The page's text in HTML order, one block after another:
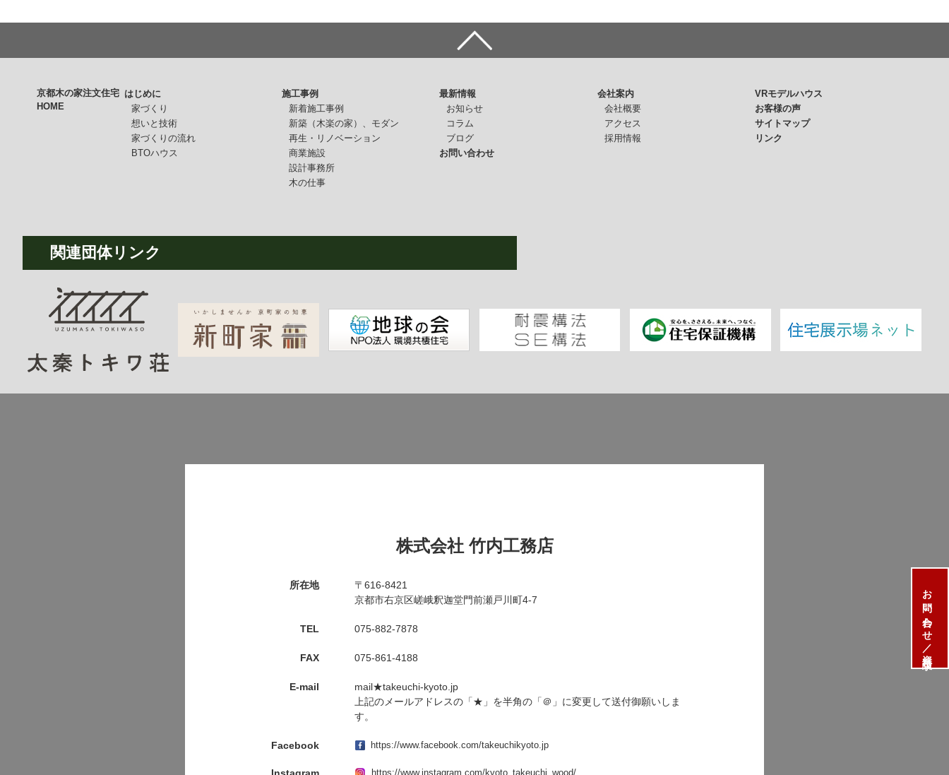
京都木の家注文住宅
HOME
はじめに
家づくり
想いと技術
家づくりの流れ
BTOハウス
施工事例
新着施工事例
新築（木楽の家）、モダン
再生・リノベーション
商業施設
設計事務所
木の仕事
最新情報
お知らせ
コラム
ブログ
会社案内
会社概要
アクセス
採用情報
VRモデルハウス
お客様の声
サイトマップ
リンク
お問い合わせ
関連団体リンク
株式会社 竹内工務店
所在地
〒616-8421
京都市右京区嵯峨釈迦堂門前瀬戸川町4-7
TEL 075-882-7878
FAX 075-861-4188
E-mail
mail★takeuchi-kyoto.jp
上記のメールアドレスの「★」を半角の「＠」に変更して送付御願いしま
す。
Facebook https://www.facebook.com/takeuchikyoto.jp
https://www.instagram.com/kyoto_takeuchi_wood/
お問い合わせ／資料請求